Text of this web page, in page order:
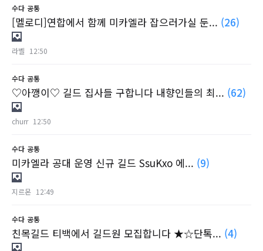
수다 공통
[멜로디]연합에서 함께 미카엘라 잡으러가실 둔... (26)
라벨 12:50
수다 공통
♡아깽이♡ 길드 집사들 구합니다 내향인들의 최... (62)
churr 12:50
수다 공통
미카엘라 공대 운영 신규 길드 SsuKxo 에... (9)
지르몬 12:49
수다 공통
친목길드 티백에서 길드원 모집합니다 ★☆단톡... (4)